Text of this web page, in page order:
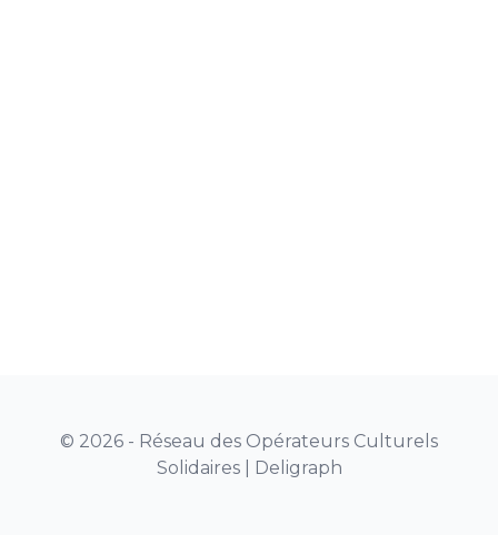
© 2026 - Réseau des Opérateurs Culturels
Solidaires | Deligraph